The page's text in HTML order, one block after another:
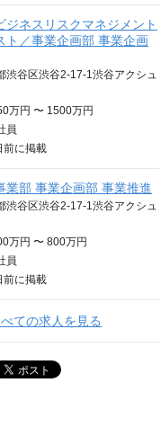
ジネスリスクマネジメント
ト／事業企画部 事業企画
渋谷区渋谷2-17-1渋谷アクシュ
万円 〜 1500万円
員
前に掲載
業部 事業企画部 事業推進
渋谷区渋谷2-17-1渋谷アクシュ
万円 〜 800万円
員
前に掲載
ての求人を見る